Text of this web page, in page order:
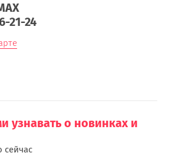
21-24
узнавать о новинках и
сейчас